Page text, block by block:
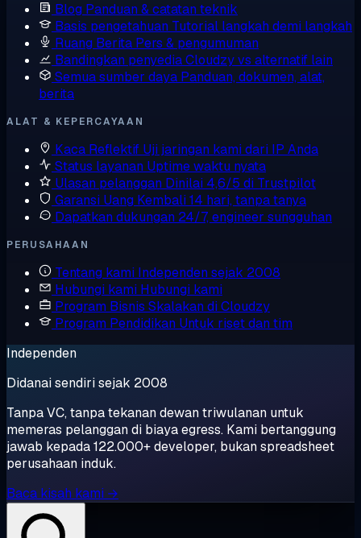
Blog Panduan & catatan teknik
Basis pengetahuan Tutorial langkah demi langkah
Ruang Berita Pers & pengumuman
Bandingkan penyediaCloudzy vs alternatif lain
Semua sumber daya Panduan, dokumen, alat,
berita
ALAT & KEPERCAYAAN
Kaca Reflektif Uji jaringan kami dari IP Anda
Status layanan Uptime waktu nyata
Ulasan pelanggan Dinilai 4,6/5 di Trustpilot
Garansi Uang Kembali 14 hari, tanpa tanya
Dapatkan dukungan 24/7, engineer sungguhan
PERUSAHAAN
Tentang kami Independen sejak 2008
Hubungi kami Hubungi kami
Program Bisnis Skalakan di Cloudzy
Program Pendidikan Untuk riset dan tim
Independen
Didanai sendiri sejak 2008
Tanpa VC, tanpa tekanan dewan triwulanan untuk
memeras pelanggan di biaya egress. Kami bertanggung
jawab kepada 122.000+ developer, bukan spreadsheet
perusahaan induk.
Baca kisah kami →